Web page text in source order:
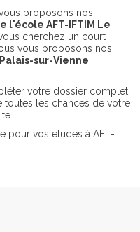
proposons nos
l'école AFT-IFTIM Le
vous cherchez un court
vous proposons nos
sur-Vienne
votre dossier complet
toutes les chances de votre
pour vos études à AFT-